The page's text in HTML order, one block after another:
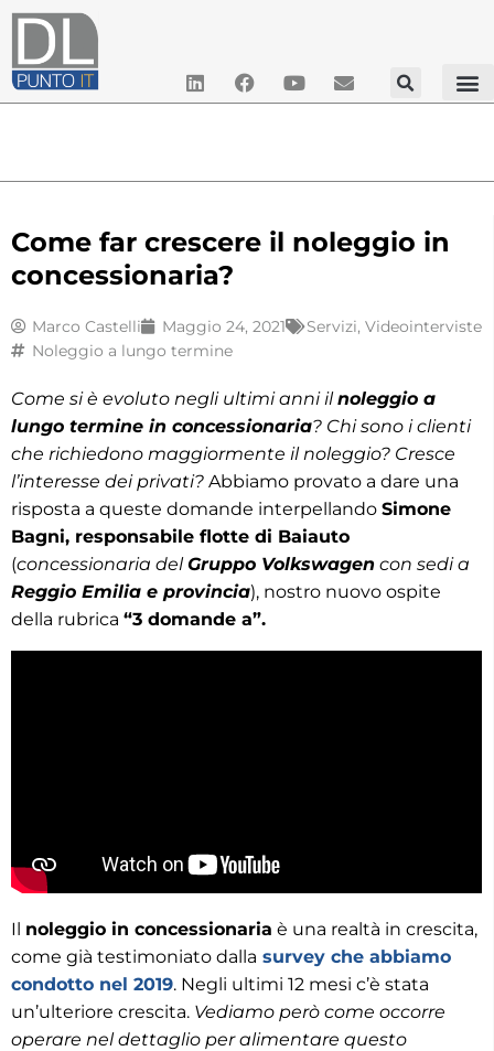
Come far crescere il noleggio in
concessionaria?
Marco Castelli Maggio 24, 2021 Servizi, Videointerviste
Noleggio a lungo termine
Come si è evoluto negli ultimi anni ilnoleggio a
lungo termine in concessionaria? Chi sono i clienti
che richiedono maggiormente il noleggio? Cresce
l’interesse dei privati? Abbiamo provato a dare una
risposta a queste domande interpellando Simone
Bagni, responsabile flotte di Baiauto
(concessionaria delGruppo Volkswagen con sedi a
Reggio Emilia e provincia), nostro nuovo ospite
della rubrica “3 domande a”.
Il noleggio in concessionaria è una realtà in crescita,
come già testimoniato dalla survey che abbiamo
condotto nel 2019. Negli ultimi 12 mesi c’è stata
un’ulteriore crescita. Vediamo però come occorre
operare nel dettaglio per alimentare questo